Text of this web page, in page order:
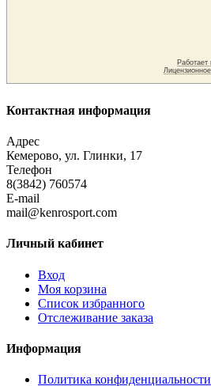
Контактная информация
Адрес
Кемерово, ул. Глинки, 17
Телефон
8(3842) 760574
E-mail
mail@kenrosport.com
Личный кабинет
Вход
Моя корзина
Список избранного
Отслеживание заказа
Информация
Политика конфиденциальности